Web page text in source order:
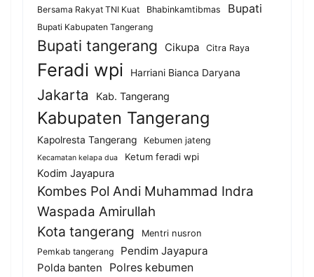
Bersama Rakyat TNI Kuat Bhabinkamtibmas Bupati
Bupati Kabupaten Tangerang
Bupati tangerang Cikupa Citra Raya
Feradi wpi Harriani Bianca Daryana
Jakarta Kab. Tangerang
Kabupaten Tangerang
Kapolresta Tangerang Kebumen jateng
Kecamatan kelapa dua Ketum feradi wpi
Kodim Jayapura
Kombes Pol Andi Muhammad Indra
Waspada Amirullah
Kota tangerang
Mentri nusron
Pemkab tangerang
Pendim Jayapura
Polda banten
Polres kebumen